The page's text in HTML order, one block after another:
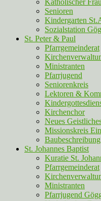
Katholischer
Senioren
Kindergarten
Sozialstation
St. Peter & Paul
Pfarrgemeinderat
Ministranten
Pfarrjugend
Seniorenkreis
Lektoren &
Kirchenchor
Neues
Missionskreis
St. Johannes Baptist
Kuratie St.
Pfarrgemeinderat
Ministranten
Pfarrjugend